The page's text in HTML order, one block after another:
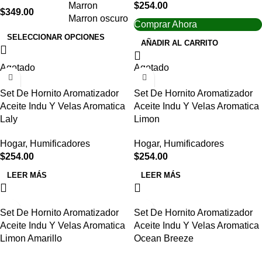
$349.00
Marron
Marron oscuro
SELECCIONAR OPCIONES
$254.00
Comprar Ahora
AÑADIR AL CARRITO
Agotado
Set De Hornito Aromatizador
Aceite Indu Y Velas Aromatica
Laly
Hogar, Humificadores
$254.00
LEER MÁS
Agotado
Set De Hornito Aromatizador
Aceite Indu Y Velas Aromatica
Limon
Hogar, Humificadores
$254.00
LEER MÁS
Set De Hornito Aromatizador
Aceite Indu Y Velas Aromatica
Limon Amarillo
Set De Hornito Aromatizador
Aceite Indu Y Velas Aromatica
Ocean Breeze